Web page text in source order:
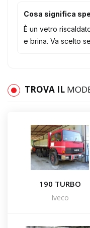
Cosa significa
È un vetro
e brina. Va scelto
TROVA IL
190 TURBO
Iveco